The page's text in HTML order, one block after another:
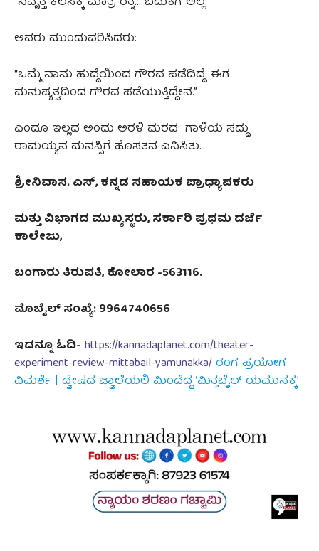
ಅವರು ಮುಂದುವರಿಸಿದರು:
“ಒಮ್ಮೆ ನಾನು ಹುದ್ದೆಯಿಂದ ಗೌರವ ಪಡೆದಿದ್ದೆ. ಈಗ
ಮನುಷ್ಯತ್ವದಿಂದ ಗೌರವ ಪಡೆಯುತ್ತಿದ್ದೇನೆ.”
ಎಂದೂ ಇಲ್ಲದ ಅಂದು ಅರಳಿ ಮರದ ಗಾಳಿಯ ಸದ್ದು
ರಾಮಯ್ಯನ ಮನಸ್ಸಿಗೆ ಹೊಸತನ ಎನಿಸಿತು.
ಶ್ರೀನಿವಾಸ. ಎಸ್, ಕನ್ನಡ ಸಹಾಯಕ ಪ್ರಾಧ್ಯಾಪಕರು
ಮತ್ತು ವಿಭಾಗದ ಮುಖ್ಯಸ್ಥರು, ಸರ್ಕಾರಿ ಪ್ರಥಮ ದರ್ಜೆ
ಕಾಲೇಜು,
ಬಂಗಾರು ತಿರುಪತಿ, ಕೋಲಾರ -563116.
ಮೊಬೈಲ್ ಸಂಖ್ಯೆ: 9964740656
ಇದನ್ನೂ ಓದಿ- https://kannadaplanet.com/theater-
experiment-review-mittabail-yamunakka/ರಂಗ ಪ್ರಯೋಗ
ವಿಮರ್ಶೆ | ದ್ವೇಷದ ಜ್ವಾಲೆಯಲಿ ಮಿಂದೆದ್ದ ‘ಮಿತ್ತಬೈಲ್ ಯಮುನಕ್ಕ’